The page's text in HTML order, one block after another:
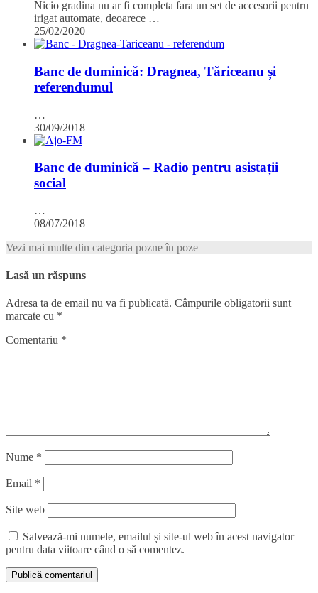
Nicio gradina nu ar fi completa fara un set de accesorii pentru
irigat automate, deoarece …
25/02/2020
Banc de duminică: Dragnea, Tăriceanu și
referendumul
…
30/09/2018
Banc de duminică – Radio pentru asistații
social
…
08/07/2018
Vezi mai multe din categoria pozne în poze
Lasă un răspuns
Adresa ta de email nu va fi publicată. Câmpurile obligatorii sunt
marcate cu *
Comentariu *
Nume *
Email *
Site web
Salvează-mi numele, emailul și site-ul web în acest navigator
pentru data viitoare când o să comentez.